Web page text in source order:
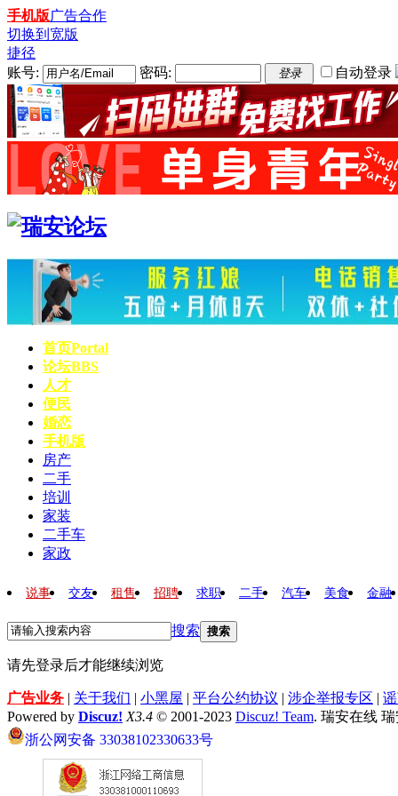
手机版广告合作
切换到宽版
捷径
账号:
密码: 登录 自动登录
首页Portal
论坛BBS
人才
便民
婚恋
手机版
房产
二手
培训
家装
二手车
家政
说事 交友 租售 招聘 求职 二手 汽车 美食 金融
搜索 搜索
请先登录后才能继续浏览
广告业务 | 关于我们 | 小黑屋 | 平台公约协议 | 涉企举报专区 |
Powered by Discuz! X3.4 © 2001-2023 Discuz! Team. 瑞安在线
浙公网安备 33038102330633号